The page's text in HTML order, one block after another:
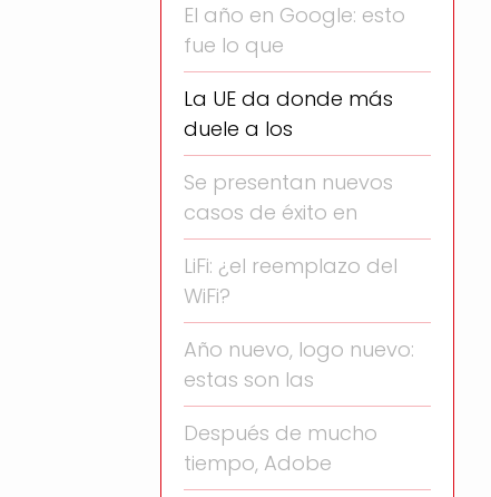
El año en Google: esto
fue lo que
La UE da donde más
duele a los
Se presentan nuevos
casos de éxito en
LiFi: ¿el reemplazo del
WiFi?
Año nuevo, logo nuevo:
estas son las
Después de mucho
tiempo, Adobe